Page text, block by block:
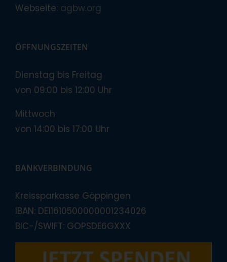
Webseite: agbw.org
ÖFFNUNGSZEITEN
Dienstag bis Freitag
von 09:00 bis 12:00 Uhr
Mittwoch
von 14:00 bis 17:00 Uhr
BANKVERBINDUNG
Kreissparkasse Göppingen
IBAN: DE11610500000001234026
BIC-/SWIFT: GOPSDE6GXXX